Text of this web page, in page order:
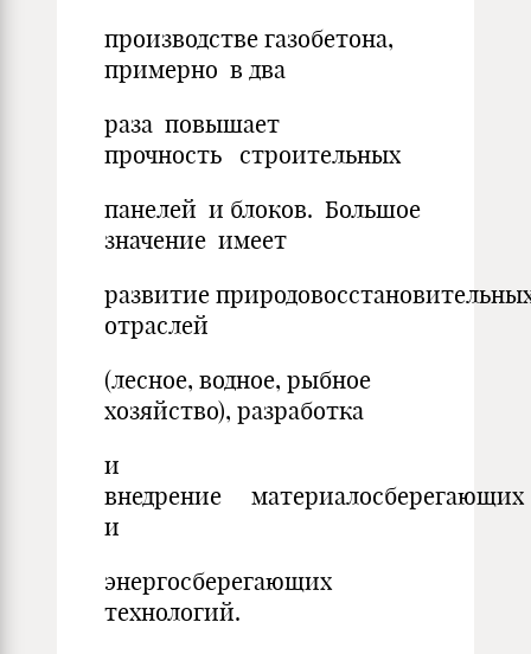
производстве газобетона,
примерно в два
раза повышает
прочность строительных
панелей и блоков. Большое
значение имеет
развитие
отраслей
(лесное, водное, рыбное
хозяйство), разработка
и
внедрение
и
энергосберегающих
технологий.